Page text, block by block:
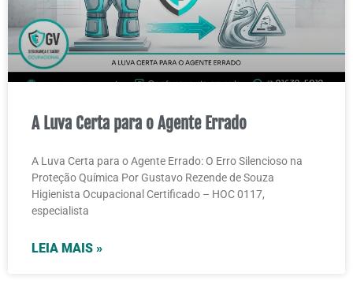
A Luva Certa para o Agente Errado
A Luva Certa para o Agente Errado: O Erro Silencioso na
Proteção Química Por Gustavo Rezende de Souza
Higienista Ocupacional Certificado – HOC 0117,
especialista
LEIA MAIS »